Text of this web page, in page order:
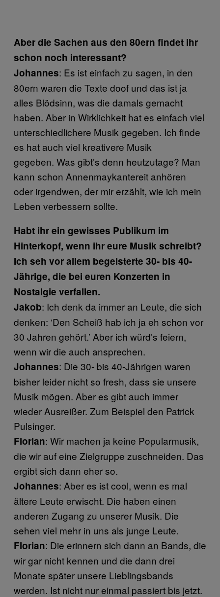
Aber die Sachen aus den 80ern findet ihr
schon noch interessant?
Johannes: Es ist einfach zu sagen, in den
80ern waren die Texte doof und das ist ja
alles Blödsinn, was die damals gemacht
haben. Aber in Wirklichkeit hat es einfach viel
unterschiedlichere Musik gegeben. Ich finde
es hat auch viel kreativere Musik
gegeben. Was gibt’s denn heutzutage? Man
kann schon Annenmaykantereit anhören
oder irgendwen, der mir erzählt, wie ich mein
Leben verbessern sollte.
Habt ihr ein gewisses Publikum im
Hinterkopf, wenn ihr eure Musik schreibt?
Ich seh vor allem begeisterte 30- bis 40-
Jährige, die bei euren Konzerten in
Nostalgie verfallen.
Jakob: Ich denk da immer an Leute, die sich
denken: ‘Den Scheiß hab ich ja eh schon vor
30 Jahren gehört.’ Aber ich würd’s feiern,
wenn wir die auch ansprechen.
Johannes: Die 30- bis 40-Jährigen waren
bisher leider nicht so fresh, dass sie unsere
Musik mögen. Aber es gibt auch immer
wieder Ausreißer. Zum Beispiel den Patrick
Pulsinger.
Florian: Wir machen ja keine Popularmusik,
die wir auf eine Zielgruppe zuschneiden. Das
ergibt sich dann eher so.
Johannes: Aber es ist cool, wenn es mal
ältere Leute erwischt. Die haben einen
anderen Zugang zu unserer Musik. Die
sehen viel mehr in uns als junge Leute.
Florian: Die erinnern sich dann an Bands, die
wir gar nicht kennen und die dann drei
Monate später unsere Lieblingsbands
werden. Ist nicht nur einmal passiert bis jetzt.